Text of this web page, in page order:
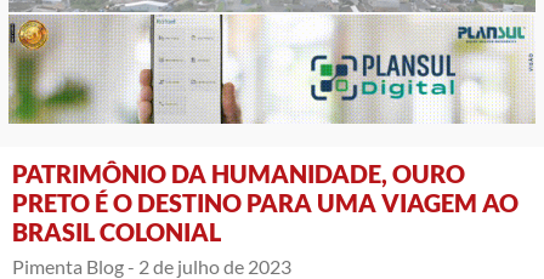
PATRIMÔNIO DA HUMANIDADE, OURO
PRETO É O DESTINO PARA UMA VIAGEM AO
BRASIL COLONIAL
Pimenta Blog - 2 de julho de 2023